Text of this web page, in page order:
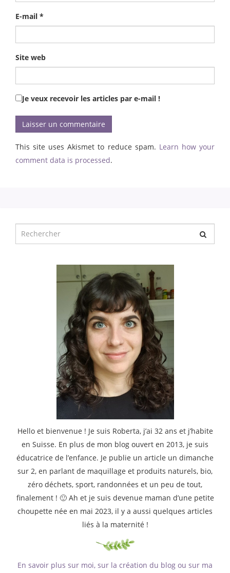
E-mail *
Site web
Je veux recevoir les articles par e-mail !
This site uses Akismet to reduce spam. Learn how your
comment data is processed.
pour
:
Hello et bienvenue ! Je suis Roberta, j’ai 32 ans et j’habite
en Suisse. En plus de mon blog ouvert en 2013, je suis
éducatrice de l’enfance. Je publie un article un dimanche
sur 2, en parlant de maquillage et produits naturels, bio,
zéro déchets, sport, randonnées et un peu de tout,
finalement ! 🙂 Ah et je suis devenue maman d’une petite
choupette née en mai 2023, il y a aussi quelques articles
liés à la maternité !
En savoir plus sur moi, sur la création du blog ou sur ma